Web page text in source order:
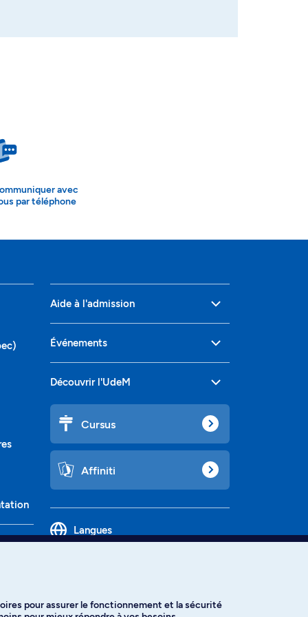
avec
par téléphone
Aide à l'admission
Événements
Découvrir l'UdeM
Cursus
Affiniti
Langues
pour assurer le fonctionnement et la sécurité